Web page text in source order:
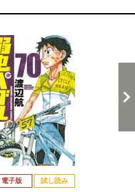
電子版 試し読み